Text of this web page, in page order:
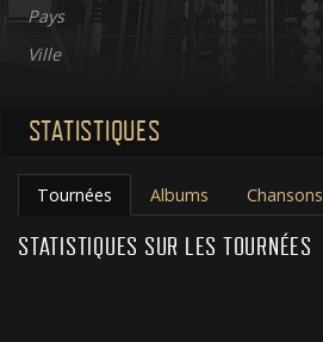
Pays
Ville
STATISTIQUES
Tournées Albums Chansons
STATISTIQUES SUR LES TOURNÉES